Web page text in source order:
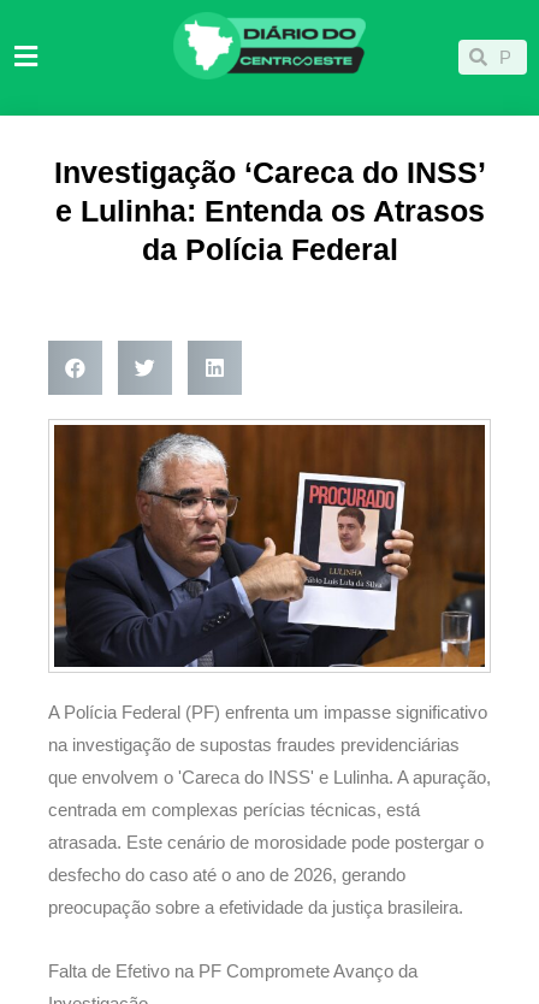
para
Pesquisar
Investigação ‘Careca do INSS’
e Lulinha: Entenda os Atrasos
da Polícia Federal
A Polícia Federal (PF) enfrenta um impasse significativo
na investigação de supostas fraudes previdenciárias
que envolvem o 'Careca do INSS' e Lulinha. A apuração,
centrada em complexas perícias técnicas, está
atrasada. Este cenário de morosidade pode postergar o
desfecho do caso até o ano de 2026, gerando
preocupação sobre a efetividade da justiça brasileira.
Falta de Efetivo na PF Compromete Avanço da